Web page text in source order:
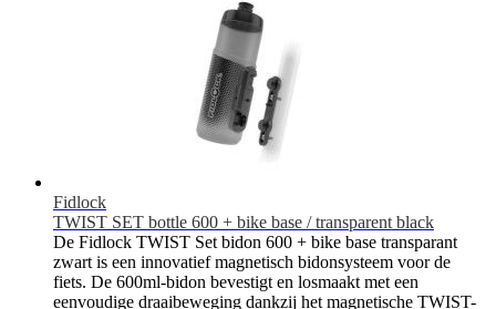
Fidlock
TWIST SET bottle 600 + bike base / transparent black
De Fidlock TWIST Set bidon 600 + bike base transparant
zwart is een innovatief magnetisch bidonsysteem voor de
fiets. De 600ml-bidon bevestigt en losmaakt met een
eenvoudige draaibeweging dankzij het magnetische TWIST-